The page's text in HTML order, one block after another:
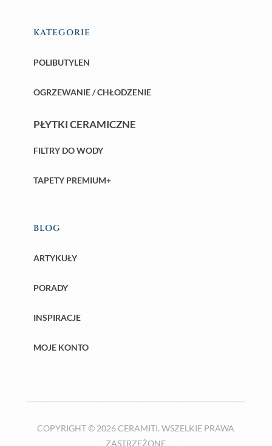
KATEGORIE
POLIBUTYLEN
OGRZEWANIE / CHŁODZENIE
PŁYTKI CERAMICZNE
FILTRY DO WODY
TAPETY PREMIUM+
BLOG
ARTYKUŁY
PORADY
INSPIRACJE
MOJE KONTO
COPYRIGHT © 2026 CERAMITI. WSZELKIE PRAWA
ZASTRZEŻONE